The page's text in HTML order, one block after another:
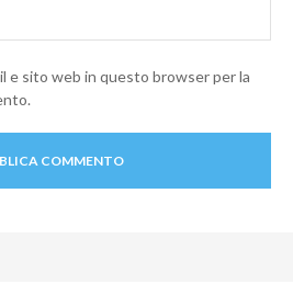
e sito web in questo browser per la